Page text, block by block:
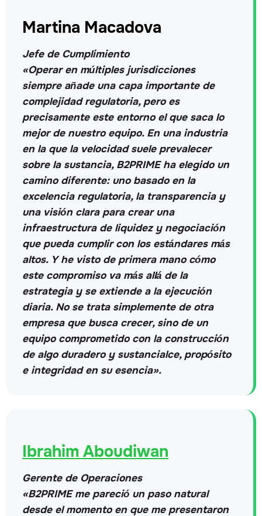
Martina Macadova
Jefe de Cumplimiento
«Operar en múltiples jurisdicciones
siempre añade una capa importante de
complejidad regulatoria, pero es
precisamente este entorno el que saca lo
mejor de nuestro equipo. En una industria
en la que la velocidad suele prevalecer
sobre la sustancia, B2PRIME ha elegido un
camino diferente: uno basado en la
excelencia regulatoria, la transparencia y
una visión clara para crear una
infraestructura de liquidez y negociación
que pueda cumplir con los estándares más
altos. Y he visto de primera mano cómo
este compromiso va más allá de la
estrategia y se extiende a la ejecución
diaria. No se trata simplemente de otra
empresa que busca crecer, sino de un
equipo comprometido con la construcción
de algo duradero y sustancialce, propósito
e integridad en su esencia».
Ibrahim Aboudiwan
Gerente de Operaciones
«B2PRIME me pareció un paso natural
desde el momento en que me presentaron